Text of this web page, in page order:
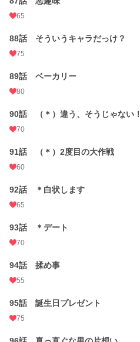
65
88話 そういうキャラだっけ？
75
89話 ベーカリー
80
90話 （＊）違う、そうじゃない！
70
91話 （＊）2度目の大作戦
60
92話 ＊白状します
65
93話 ＊デート
70
94話 揉め事
55
95話 誕生日プレゼント
75